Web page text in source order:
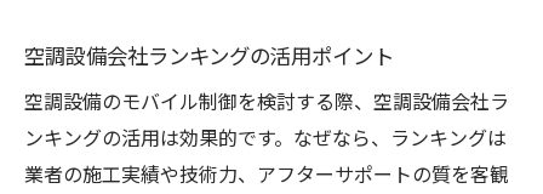
空調設備会社ランキングの活用ポイント
空調設備のモバイル制御を検討する際、空調設備会社ラ
ンキングの活用は効果的です。なぜなら、ランキングは
業者の施工実績や技術力、アフターサポートの質を客観